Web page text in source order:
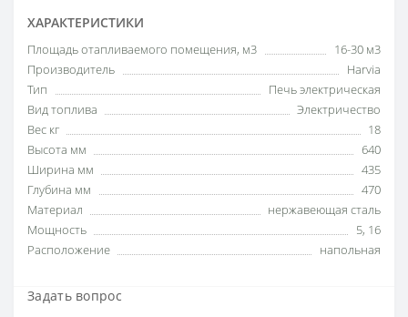
ХАРАКТЕРИСТИКИ
Площадь отапливаемого помещения, м3
16-30 м3
Производитель
Harvia
Тип
Печь электрическая
Вид топлива
Электричество
Вес кг
18
Высота мм
640
Ширина мм
435
Глубина мм
470
Материал
нержавеющая сталь
Мощность
5, 16
Расположение
напольная
Задать вопрос